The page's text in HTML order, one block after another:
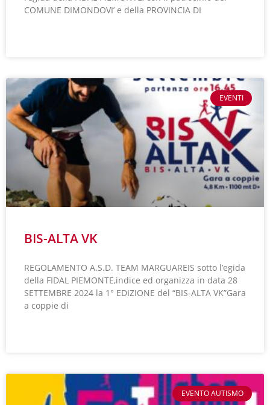
COMUNE DIMONDOVI’ e della PROVINCIA DI
EVENTI
BIS-ALTA VK
REGOLAMENTO A.S.D. TEAM MARGUAREIS sotto l’egida
della FIDAL PIEMONTE,indice ed organizza in data 28
SETTEMBRE 2024 la 1° EDIZIONE del “BIS-ALTA VK”Gara
a coppie di
EVENTO AUTISMO